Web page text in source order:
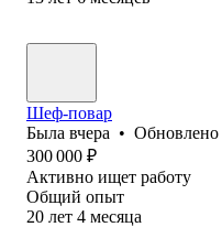
Шеф-повар
Была вчера • Обновлено
300 000 ₽
Активно ищет работу
Общий опыт
20 лет 4 месяца